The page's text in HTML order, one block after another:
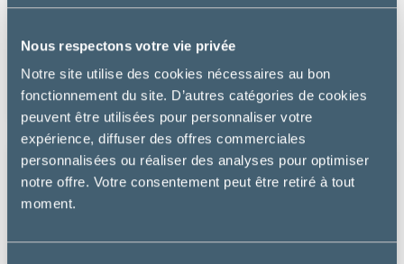
Nous respectons votre vie privée
Notre site utilise des cookies nécessaires au bon
fonctionnement du site. D’autres catégories de cookies
peuvent être utilisées pour personnaliser votre
expérience, diffuser des offres commerciales
personnalisées ou réaliser des analyses pour optimiser
notre offre. Votre consentement peut être retiré à tout
moment.
LARGE POULET
à partir de
20.39€